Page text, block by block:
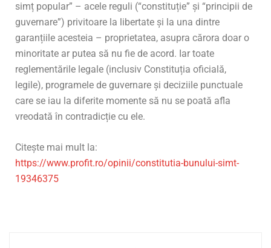
simț popular” – acele reguli (“constituție” și “principii de
guvernare”) privitoare la libertate și la una dintre
garanțiile acesteia – proprietatea, asupra cărora doar o
minoritate ar putea să nu fie de acord. Iar toate
reglementările legale (inclusiv Constituția oficială,
legile), programele de guvernare și deciziile punctuale
care se iau la diferite momente să nu se poată afla
vreodată în contradicție cu ele.
Citește mai mult la:
https://www.profit.ro/opinii/constitutia-bunului-simt-
19346375